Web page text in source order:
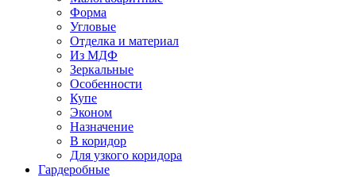
Форма
Угловые
Отделка и материал
Из МДФ
Зеркальные
Особенности
Купе
Эконом
Назначение
В коридор
Для узкого коридора
Гардеробные